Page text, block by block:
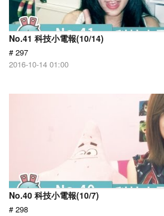
No.41 科技小電報(10/14)
# 297
2016-10-14 01:00
No.40 科技小電報(10/7)
# 298